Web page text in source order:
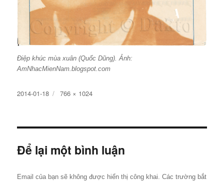
Điệp khúc mùa xuân (Quốc Dũng). Ảnh:
AmNhacMienNam.blogspot.com
Đăng
2014-01-18
Kích
766 × 1024
Để lại một bình luận
Email của bạn sẽ không được hiển thị công khai.
Các trường bắt